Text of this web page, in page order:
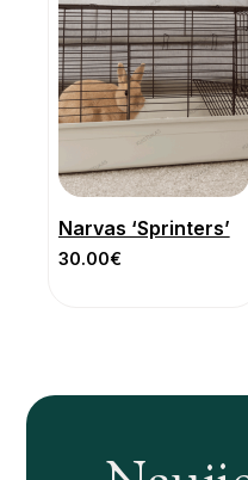
Narvas ‘Sprinters’
30.00€